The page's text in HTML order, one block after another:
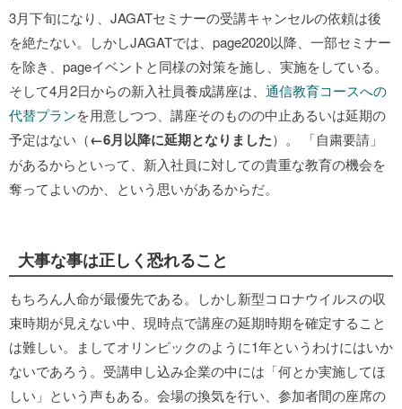
3月下旬になり、JAGATセミナーの受講キャンセルの依頼は後
を絶たない。しかしJAGATでは、page2020以降、一部セミナー
を除き、pageイベントと同様の対策を施し、実施をしている。
そして4月2日からの新入社員養成講座は、 通信教育コースへの
代替プランを用意しつつ、講座そのものの中止あるいは延期の
予定はない（←6月以降に延期となりました）。 「自粛要請」
があるからといって、新入社員に対しての貴重な教育の機会を
奪ってよいのか、という思いがあるからだ。
大事な事は正しく恐れること
もちろん人命が最優先である。しかし新型コロナウイルスの収
束時期が見えない中、現時点で講座の延期時期を確定すること
は難しい。ましてオリンピックのように1年というわけにはいか
ないであろう。受講申し込み企業の中には「何とか実施してほ
しい」という声もある。会場の換気を行い、参加者間の座席の